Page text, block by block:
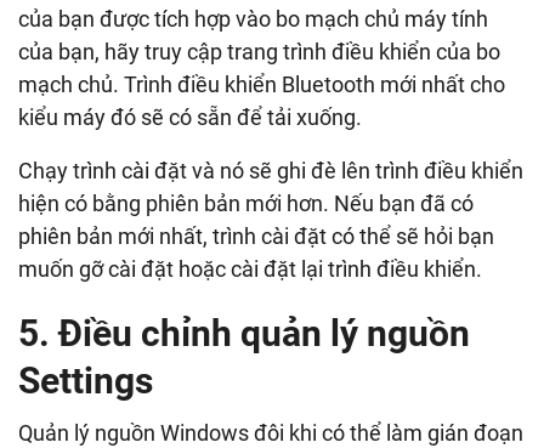
của bạn được tích hợp vào bo mạch chủ máy tính
của bạn, hãy truy cập trang trình điều khiển của bo
mạch chủ. Trình điều khiển Bluetooth mới nhất cho
kiểu máy đó sẽ có sẵn để tải xuống.
Chạy trình cài đặt và nó sẽ ghi đè lên trình điều khiển
hiện có bằng phiên bản mới hơn. Nếu bạn đã có
phiên bản mới nhất, trình cài đặt có thể sẽ hỏi bạn
muốn gỡ cài đặt hoặc cài đặt lại trình điều khiển.
5. Điều chỉnh quản lý nguồn
Settings
Quản lý nguồn Windows đôi khi có thể làm gián đoạn